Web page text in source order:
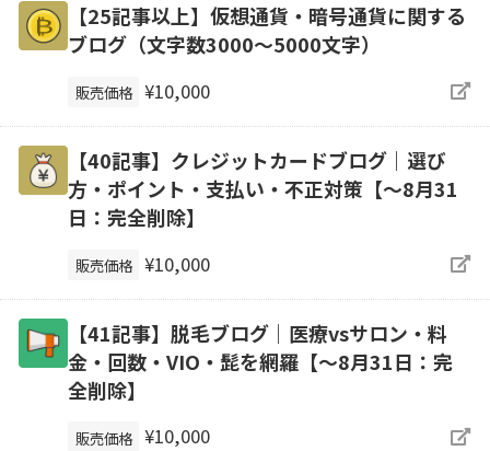
【25記事以上】仮想通貨・暗号通貨に関する
ブログ（文字数3000～5000文字）
販売価格 ¥10,000
【40記事】クレジットカードブログ｜選び
方・ポイント・支払い・不正対策【～8月31
日：完全削除】
販売価格 ¥10,000
【41記事】脱毛ブログ｜医療vsサロン・料
金・回数・VIO・髭を網羅【～8月31日：完
全削除】
販売価格 ¥10,000